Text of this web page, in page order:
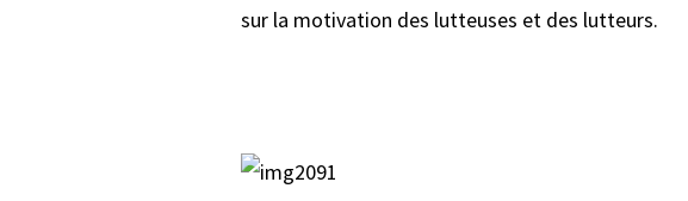
sur la motivation des lutteuses et des lutteurs.